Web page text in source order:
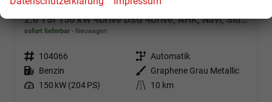
Cupra Leon Sportstourer
2.0 TSI 150 kW 4Drive DSG 4Drive, AHK, Navi, Side, Matrix, el. Klappe, 18-Zoll, 5 J.-Garantie
sofort lieferbar Neuwagen
Fahrzeugnr. 104066 Getriebe Automatik
Kraftstoff Benzin Außenfarbe
Graphene Grau Metallic
Leistung 150 kW (204 PS) Kilometerstand 10 km